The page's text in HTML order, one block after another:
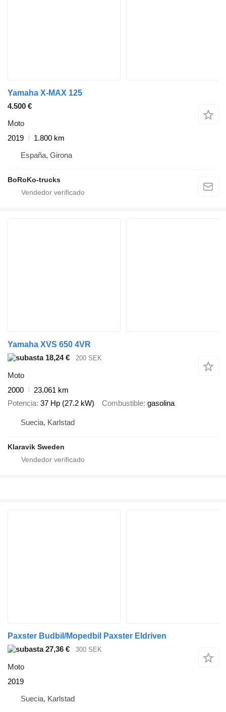
Yamaha X-MAX 125
4.500 €
Moto
2019
1.800 km
España, Girona
BoRoKo-trucks
Yamaha XVS 650 4VR
18,24 €
200 SEK
Moto
2000
23.061 km
Potencia 37 Hp (27.2 kW) Combustible gasolina
Suecia, Karlstad
Klaravik Sweden
Paxster Budbil/Mopedbil Paxster Eldriven
27,36 €
300 SEK
Moto
2019
Suecia, Karlstad